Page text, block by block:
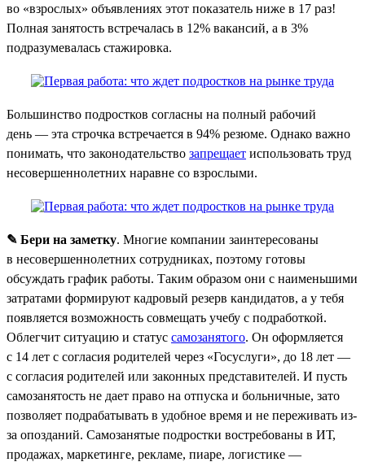
во «взрослых» объявлениях этот показатель ниже в 17 раз!
Полная занятость встречалась в 12% вакансий, а в 3%
подразумевалась стажировка.
Большинство подростков согласны на полный рабочий
день — эта строчка встречается в 94% резюме. Однако важно
понимать, что законодательство запрещает использовать труд
несовершеннолетних наравне со взрослыми.
✎ Бери на заметку. Многие компании заинтересованы
в несовершеннолетних сотрудниках, поэтому готовы
обсуждать график работы. Таким образом они с наименьшими
затратами формируют кадровый резерв кандидатов, а у тебя
появляется возможность совмещать учебу с подработкой.
Облегчит ситуацию и статус самозанятого. Он оформляется
с 14 лет с согласия родителей через «Госуслуги», до 18 лет —
с согласия родителей или законных представителей. И пусть
самозанятость не дает право на отпуска и больничные, зато
позволяет подрабатывать в удобное время и не переживать из-
за опозданий. Самозанятые подростки востребованы в ИТ,
продажах, маркетинге, рекламе, пиаре, логистике —